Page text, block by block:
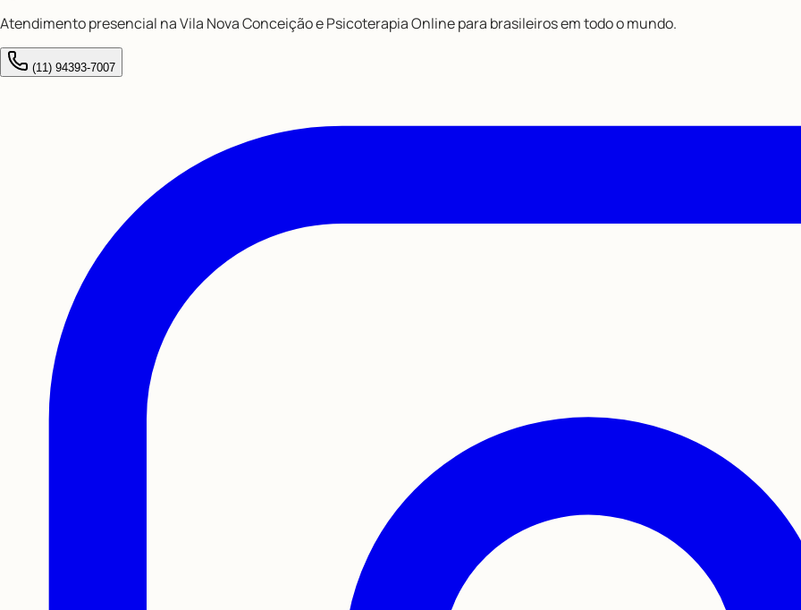
Atendimento presencial na Vila Nova Conceição e Psicoterapia Online para brasileiros em todo o mundo.
(11) 94393-7007